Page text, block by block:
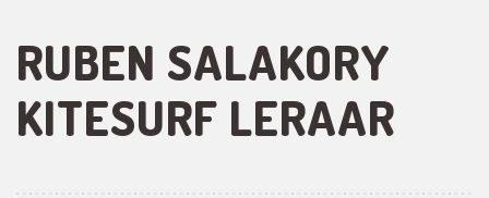
RUBEN SALAKORY
KITESURF LERAAR